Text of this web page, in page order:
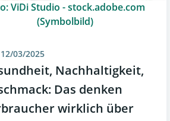
ViDi Studio - stock.adobe.com
(Symbolbild)
12/03/2025
Nachhaltigkeit,
Das denken
wirklich über